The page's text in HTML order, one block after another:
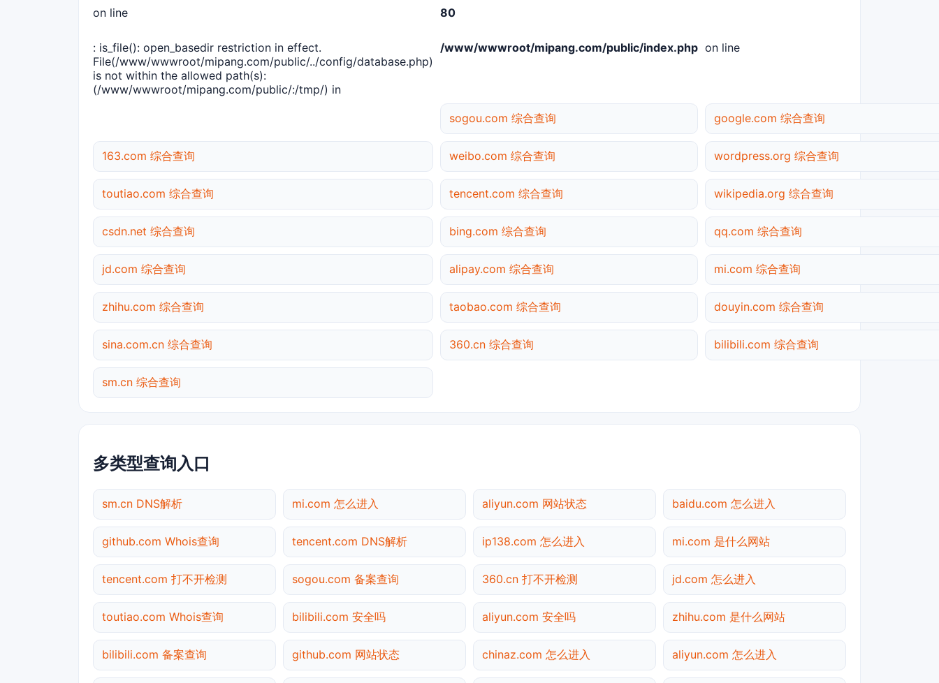
on line
80
: is_file(): open_basedir restriction in effect.
File(/www/wwwroot/mipang.com/public/../config/database.php)
is not within the allowed path(s):
(/www/wwwroot/mipang.com/public/:/tmp/) in
/www/wwwroot/mipang.com/public/index.php on line
sogou.com 综合查询 google.com 综合查询
163.com 综合查询 weibo.com 综合查询 wordpress.org 综合查询
toutiao.com 综合查询 tencent.com 综合查询 wikipedia.org 综合查询
csdn.net 综合查询 bing.com 综合查询 qq.com 综合查询
jd.com 综合查询 alipay.com 综合查询 mi.com 综合查询
zhihu.com 综合查询 taobao.com 综合查询 douyin.com 综合查询
sina.com.cn 综合查询 360.cn 综合查询 bilibili.com 综合查询
sm.cn 综合查询
多类型查询入口
sm.cn DNS解析 mi.com 怎么进入 aliyun.com 网站状态 baidu.com 怎么进入
github.com Whois查询 tencent.com DNS解析 ip138.com 怎么进入 mi.com 是什么网站
tencent.com 打不开检测 sogou.com 备案查询 360.cn 打不开检测 jd.com 怎么进入
toutiao.com Whois查询 bilibili.com 安全吗 aliyun.com 安全吗 zhihu.com 是什么网站
bilibili.com 备案查询 github.com 网站状态 chinaz.com 怎么进入 aliyun.com 怎么进入